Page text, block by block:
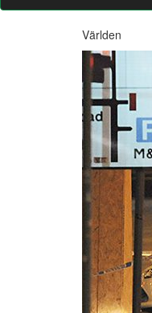
Världen